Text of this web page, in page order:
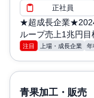
正社員
★超成長企業
ループ売上1兆円
注目 上場・成長企業 年
青果加工・販売